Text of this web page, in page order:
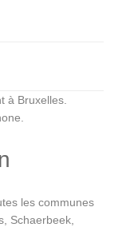
à Bruxelles.
les communes
Schaerbeek,